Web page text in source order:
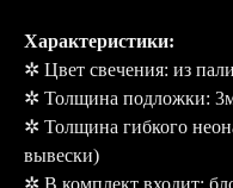
Характеристики:
✲ Цвет свечения: из
✲ Толщина подложки:
✲ Толщина гибкого
вывески)
✲ В комплект входит: